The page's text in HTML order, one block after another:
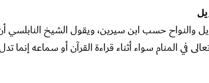
والنواح حسب ابن سيرين، ويقول الشيخ النابلسي أن
في المنام سواء أثناء قراءة القرآن أو سماعه